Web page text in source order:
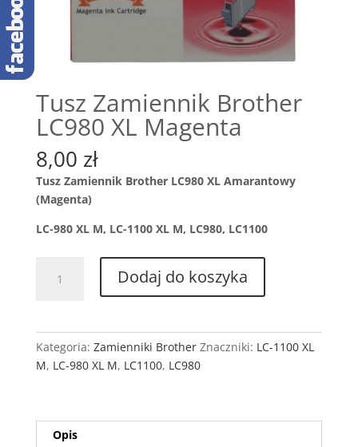
Tusz Zamiennik Brother
LC980 XL Magenta
8,00 zł
Tusz Zamiennik Brother LC980 XL Amarantowy
(Magenta)
LC-980 XL M, LC-1100 XL M, LC980, LC1100
Dodaj do koszyka
Kategoria: Zamienniki Brother Znaczniki: LC-1100 XL
M, LC-980 XL M, LC1100, LC980
Opis